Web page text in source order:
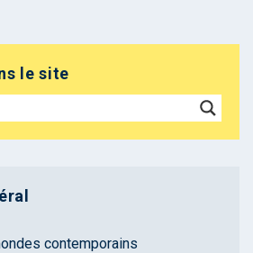
le site
contemporains